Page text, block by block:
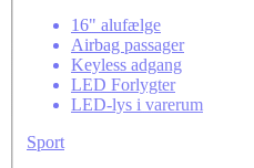
16" alufælge
Airbag passager
Keyless adgang
LED Forlygter
LED-lys i varerum
Sport